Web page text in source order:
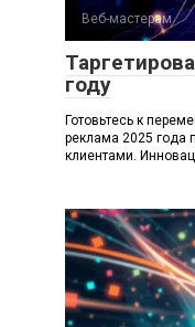
Веб-мастерам
году
Готовьтесь к
реклама 2025 года
клиентами.